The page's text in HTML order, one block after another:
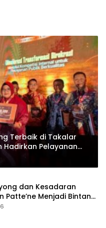
Terbaik di Takalar
Hadirkan Pelayanan
dan Kesadaran
Patte’ne Menjadi Bintang